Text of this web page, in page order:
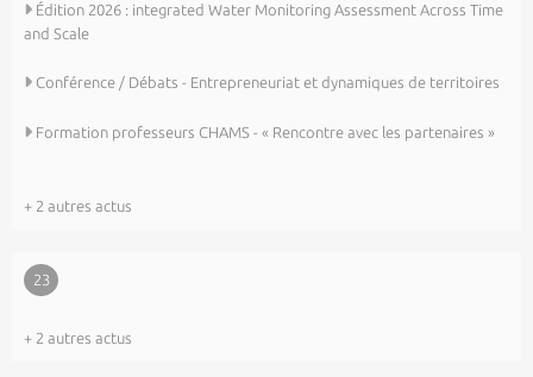
Édition 2026 : integrated Water Monitoring Assessment Across Time
and Scale
Conférence / Débats - Entrepreneuriat et dynamiques de territoires
Formation professeurs CHAMS - « Rencontre avec les partenaires »
+ 2 autres actus
23
+ 2 autres actus